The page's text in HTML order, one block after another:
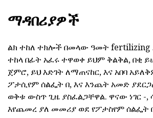
ማዳበሪያዎች
ልክ ተከለ ተክሎች በመላው ዓመት fertilizing
ተከላ በፊት አፈሩ ተዋወቀ ይህም ቅልቅል, በቂ
ጀምሮ, ይህ እድገት ለማጠናከር, እና አበባ
ፖታሲየም ሰልፌት በ, እና እንጨት አመድ
ወቅቱ ውስጥ ጊዜ ያስፈልጋቸዋል. ዋናው ነገር -,
እየጨመረ ያለ መመሪያ ወደ የፖታስየም ሰልፌት